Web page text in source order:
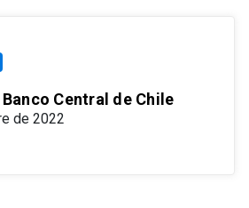
Central de Chile
de 2022